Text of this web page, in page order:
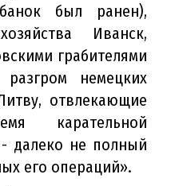
был ранен),
Иванск,
грабителями
немецких
отвлекающие
карательной
далеко не полный
его операций».